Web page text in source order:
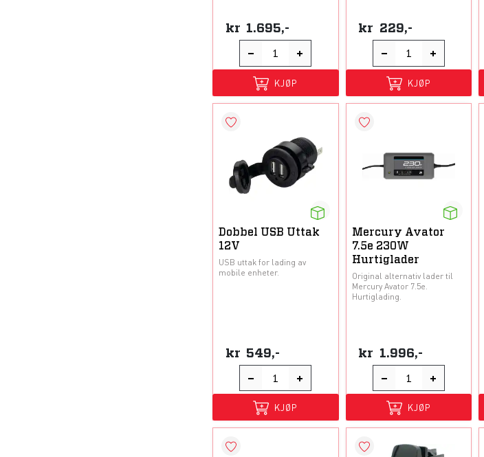
kr 1.695,-
KJØP
kr 229,-
KJØP
Dobbel USB Uttak
12V
USB uttak for lading av
mobile enheter.
kr 549,-
KJØP
Mercury Avator
7.5e 230W
Hurtiglader
Original alternativ lader til
Mercury Avator 7.5e.
Hurtiglading.
kr 1.996,-
KJØP